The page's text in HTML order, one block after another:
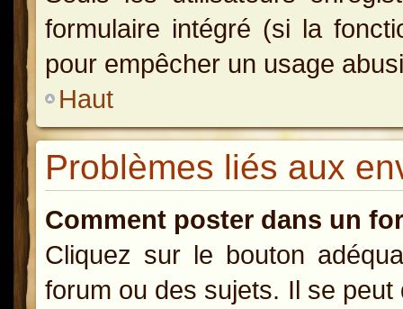
formulaire intégré (si la
pour empêcher un usage
Haut
Problèmes liés aux
Comment poster dans un
Cliquez sur le bouton
forum ou des sujets. Il se